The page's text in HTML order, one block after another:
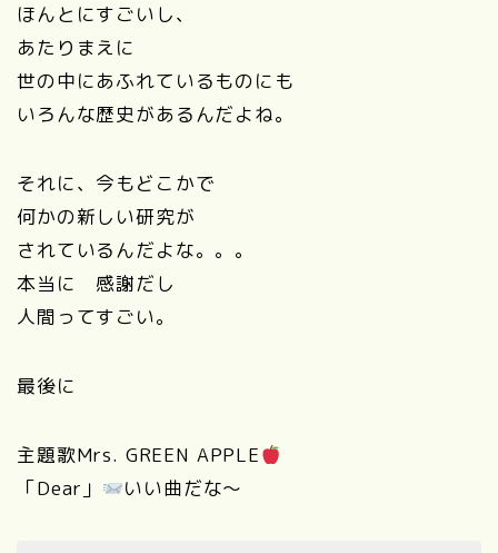
ほんとにすごいし、
あたりまえに
世の中にあふれているものにも
いろんな歴史があるんだよね。
それに、今もどこかで
何かの新しい研究が
されているんだよな。。。
本当に 感謝だし
人間ってすごい。
最後に
主題歌Mrs. GREEN APPLE
「Dear」
いい曲だな～